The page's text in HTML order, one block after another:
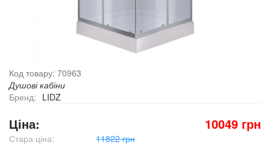
Код товару: 70963
Душові кабіни
Бренд: LIDZ
Ціна: 10049 грн
Стара ціна:
11822 грн